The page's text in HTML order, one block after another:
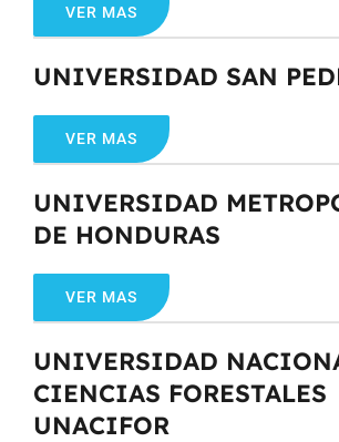
VER MAS
UNIVERSIDAD SAN
VER MAS
UNIVERSIDAD
DE HONDURAS
VER MAS
UNIVERSIDAD
CIENCIAS FORESTALES
UNACIFOR